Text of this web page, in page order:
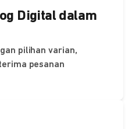
Digital dalam
pilihan varian,
pesanan